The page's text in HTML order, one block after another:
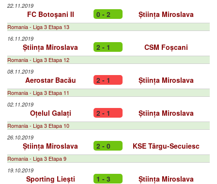
22.11.2019
FC Botoşani II 0 - 2 Știința Miroslava
Romania - Liga 3 Etapa 13
16.11.2019
Știința Miroslava 2 - 1 CSM Foșcani
Romania - Liga 3 Etapa 12
08.11.2019
Aerostar Bacău 2 - 1 Știința Miroslava
Romania - Liga 3 Etapa 11
02.11.2019
Oțelul Galați 2 - 1 Știința Miroslava
Romania - Liga 3 Etapa 10
26.10.2019
Știința Miroslava 2 - 0 KSE Târgu-Secuiesc
Romania - Liga 3 Etapa 9
19.10.2019
Sporting Liești 1 - 3 Știința Miroslava